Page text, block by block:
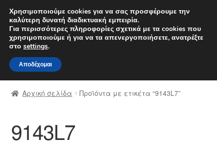
ΑΠΟΣΤΟΛΗ από 7 EUR
Δευτέρα-Παρ. 9 π.μ. - 4 μ.μ.
Απευθείας
μετάβαση
στην
πλοήγηση
Μετάβαση
σε
περιεχόμενο
Αρχική
Διαδικασία Παραπόνων
Επικοινωνία
Αρχική σελίδα Προϊόντα με ετικέτα “9143L7”
9143L7
Χρησιμοποιούμε cookies για να σας προσφέρουμε την
καλύτερη δυνατή διαδικτυακή εμπειρία.
Για περισσότερες πληροφορίες σχετικά με τα cookies που
χρησιμοποιούμε ή για να τα απενεργοποιήσετε, ανατρέξτε
στο settings.
Αποδέχομαι